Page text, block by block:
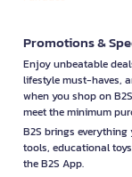
Promotions &
Enjoy unbeatable
lifestyle must-haves,
when you shop on
meet the minimum
B2S brings
tools, educational
the B2S App.